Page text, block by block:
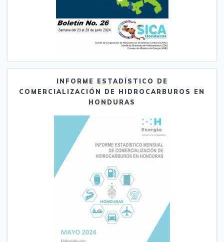
INFORME ESTADÍSTICO DE
COMERCIALIZACIÓN DE HIDROCARBUROS EN
HONDURAS